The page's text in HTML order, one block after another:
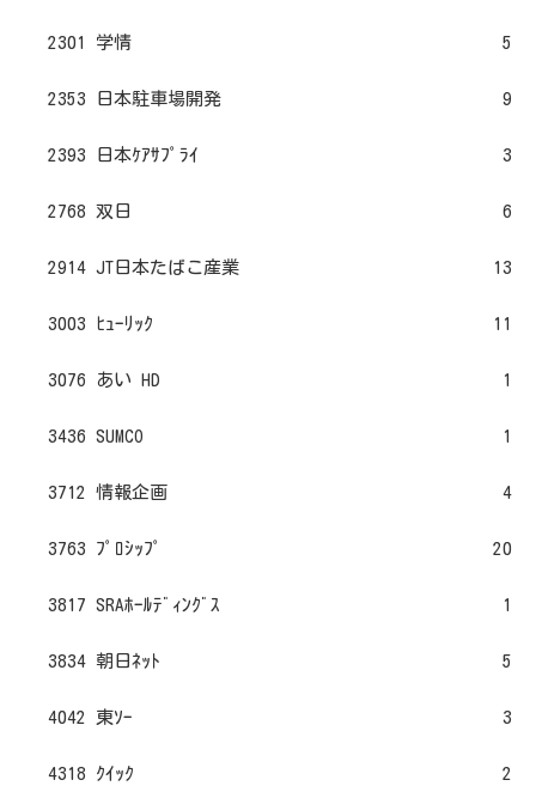
2301 学情 5
2353 日本駐車場開発 9
2393 日本ｹｱｻﾌﾟﾗｲ 3
2768 双日 6
2914 JT日本たばこ産業 13
3003 ﾋｭｰﾘｯｸ 11
3076 あい HD 1
3436 SUMCO 1
3712 情報企画 4
3763 ﾌﾟﾛｼｯﾌﾟ 20
3817 SRAﾎｰﾙﾃﾞｨﾝｸﾞｽ 1
3834 朝日ﾈｯﾄ 5
4042 東ｿｰ 3
4318 ｸｲｯｸ 2